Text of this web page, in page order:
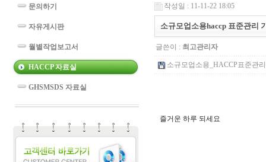
문의하기
자유게시판
월별작업보고서
HACCP 자료실
GHSMSDS 자료실
작성일 : 11-11-22 18:05
소규모업소용haccp 표준관리
글쓴이 : 최고관리자
소규모업소용_HACCP표준관
즐거운 하루 되세요